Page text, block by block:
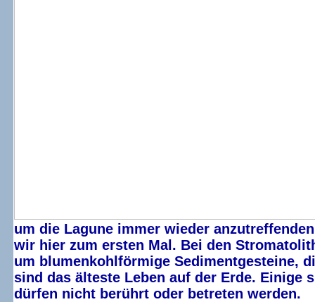
um die Lagune immer wieder
wir hier zum ersten Mal. Bei den
um blumenkohlförmige Sedimentgesteine,
sind das älteste Leben auf der Erde.
dürfen nicht berührt oder betreten werden.